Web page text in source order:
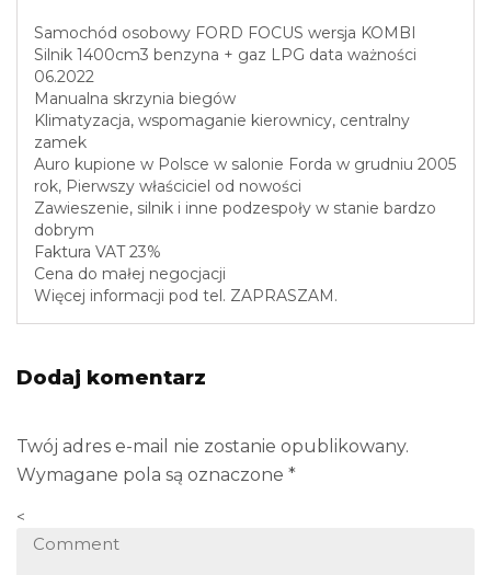
Samochód osobowy FORD FOCUS wersja KOMBI
Silnik 1400cm3 benzyna + gaz LPG data ważności
06.2022
Manualna skrzynia biegów
Klimatyzacja, wspomaganie kierownicy, centralny
zamek
Auro kupione w Polsce w salonie Forda w grudniu 2005
rok, Pierwszy właściciel od nowości
Zawieszenie, silnik i inne podzespoły w stanie bardzo
dobrym
Faktura VAT 23%
Cena do małej negocjacji
Więcej informacji pod tel. ZAPRASZAM.
Dodaj komentarz
Twój adres e-mail nie zostanie opublikowany.
Wymagane pola są oznaczone *
<